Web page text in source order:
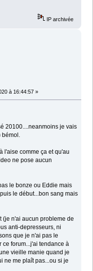
IP archivée
à 16:44:57 »
20100....neanmoins je vais
bémol.
l'aise comme ça et qu'au
ne pose aucun
le bonze ou Eddie mais
le début...bon sang mais
(je n'ai aucun probleme de
anti-depresseurs, ni
que je n'ai pas le
ce forum...j'ai tendance à
vieille manie quand je
ne me plaît pas...ou si je